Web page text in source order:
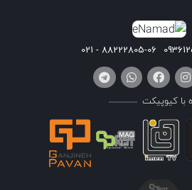
88222805-06 - 021
با کیوپیکت